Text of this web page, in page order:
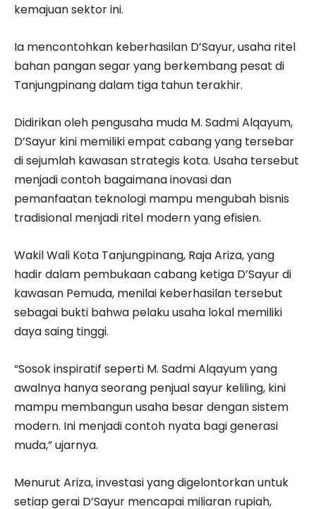
kemajuan sektor ini.
Ia mencontohkan keberhasilan D’Sayur, usaha ritel
bahan pangan segar yang berkembang pesat di
Tanjungpinang dalam tiga tahun terakhir.
Didirikan oleh pengusaha muda M. Sadmi Alqayum,
D’Sayur kini memiliki empat cabang yang tersebar
di sejumlah kawasan strategis kota. Usaha tersebut
menjadi contoh bagaimana inovasi dan
pemanfaatan teknologi mampu mengubah bisnis
tradisional menjadi ritel modern yang efisien.
Wakil Wali Kota Tanjungpinang, Raja Ariza, yang
hadir dalam pembukaan cabang ketiga D’Sayur di
kawasan Pemuda, menilai keberhasilan tersebut
sebagai bukti bahwa pelaku usaha lokal memiliki
daya saing tinggi.
“Sosok inspiratif seperti M. Sadmi Alqayum yang
awalnya hanya seorang penjual sayur keliling, kini
mampu membangun usaha besar dengan sistem
modern. Ini menjadi contoh nyata bagi generasi
muda,” ujarnya.
Menurut Ariza, investasi yang digelontorkan untuk
setiap gerai D’Sayur mencapai miliaran rupiah,